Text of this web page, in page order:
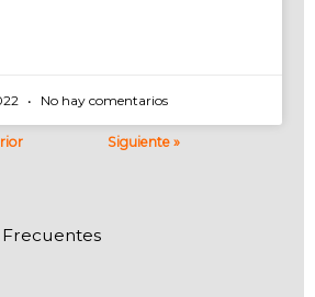
No hay comentarios
Siguiente »